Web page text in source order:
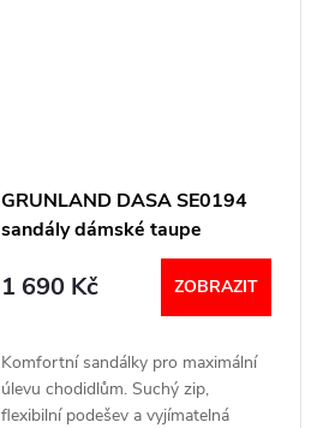
GRUNLAND DASA SE0194
sandály dámské taupe
1 690 Kč ZOBRAZIT
Komfortní sandálky pro maximální
úlevu chodidlům. Suchý zip,
flexibilní podešev a vyjímatelná